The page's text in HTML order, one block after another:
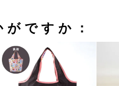
ですか：